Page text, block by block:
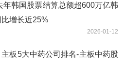
年韩国股票结算总额超600万亿韩
比增长近25%
2026-01-12
主板5大中药公司排名-主板中药股